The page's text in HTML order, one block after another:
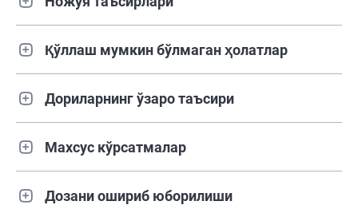
Қўллаш мумкин бўлмаган ҳолатлар
Дориларнинг ўзаро таъсири
Махсус кўрсатмалар
Дозани ошириб юборилиши